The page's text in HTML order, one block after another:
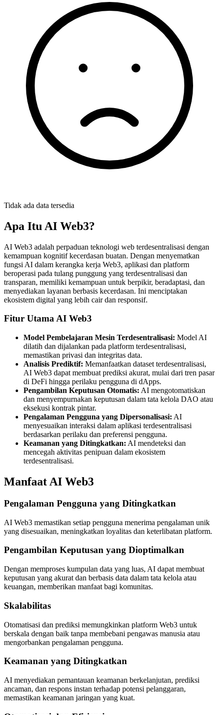
Tidak ada data tersedia
Apa Itu AI Web3?
AI Web3 adalah perpaduan teknologi web terdesentralisasi dengan
kemampuan kognitif kecerdasan buatan. Dengan menyematkan
fungsi AI dalam kerangka kerja Web3, aplikasi dan platform
beroperasi pada tulang punggung yang terdesentralisasi dan
transparan, memiliki kemampuan untuk berpikir, beradaptasi, dan
menyediakan layanan berbasis kecerdasan. Ini menciptakan
ekosistem digital yang lebih cair dan responsif.
Fitur Utama AI Web3
Model Pembelajaran Mesin Terdesentralisasi: Model AI
dilatih dan dijalankan pada platform terdesentralisasi,
memastikan privasi dan integritas data.
Analisis Prediktif: Memanfaatkan dataset terdesentralisasi,
AI Web3 dapat membuat prediksi akurat, mulai dari tren pasar
di DeFi hingga perilaku pengguna di dApps.
Pengambilan Keputusan Otomatis: AI mengotomatiskan
dan menyempurnakan keputusan dalam tata kelola DAO atau
eksekusi kontrak pintar.
Pengalaman Pengguna yang Dipersonalisasi: AI
menyesuaikan interaksi dalam aplikasi terdesentralisasi
berdasarkan perilaku dan preferensi pengguna.
Keamanan yang Ditingkatkan: AI mendeteksi dan
mencegah aktivitas penipuan dalam ekosistem
terdesentralisasi.
Manfaat AI Web3
Pengalaman Pengguna yang Ditingkatkan
AI Web3 memastikan setiap pengguna menerima pengalaman unik
yang disesuaikan, meningkatkan loyalitas dan keterlibatan platform.
Pengambilan Keputusan yang Dioptimalkan
Dengan memproses kumpulan data yang luas, AI dapat membuat
keputusan yang akurat dan berbasis data dalam tata kelola atau
keuangan, memberikan manfaat bagi komunitas.
Skalabilitas
Otomatisasi dan prediksi memungkinkan platform Web3 untuk
berskala dengan baik tanpa membebani pengawas manusia atau
mengorbankan pengalaman pengguna.
Keamanan yang Ditingkatkan
AI menyediakan pemantauan keamanan berkelanjutan, prediksi
ancaman, dan respons instan terhadap potensi pelanggaran,
memastikan keamanan jaringan yang kuat.